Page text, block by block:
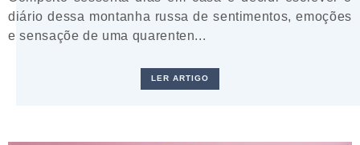
diário dessa montanha russa de sentimentos, emoções
e sensaçõe de uma quarenten...
LER ARTIGO